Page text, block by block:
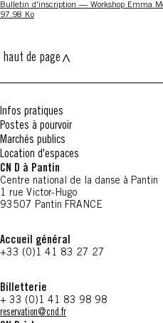
Nouvelle fenêtre
Bulletin d'inscription — Workshop Emma
97.98 Ko
haut de page
Infos pratiques
Postes à pourvoir
Marchés publics
Location d'espaces
CN D à Pantin
Centre national de la danse à Pantin
1 rue Victor-Hugo
93507 Pantin FRANCE
Accueil général
+33 (0)1 41 83 27 27
Billetterie
+ 33 (0)1 41 83 98 98
reservation@cnd.fr